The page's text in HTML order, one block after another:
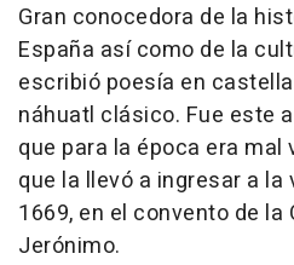
Gran conocedora de la
España así como de la
escribió poesía en
náhuatl clásico. Fue este
que para la época era mal
que la llevó a ingresar a
1669, en el convento de la
Jerónimo.